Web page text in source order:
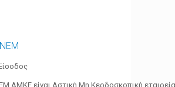
ΑΜΚΕ είναι Αστική Μη Κερδοσκοπική